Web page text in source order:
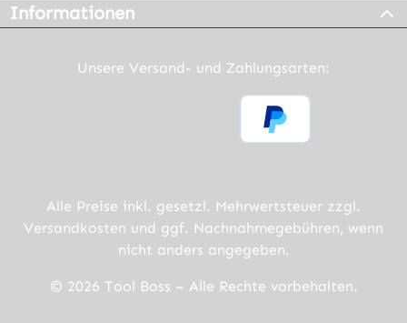
Informationen
Unsere Versand- und Zahlungsarten:
Alle Preise inkl. gesetzl. Mehrwertsteuer zzgl.
Versandkosten und ggf. Nachnahmegebühren, wenn
nicht anders angegeben.
© 2026 Tool Boss – Alle Rechte vorbehalten.